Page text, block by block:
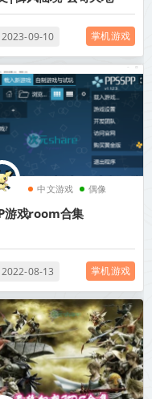
2023-09-10 掌机游戏
中文游戏 偶像
游戏room合集
2022-08-13 掌机游戏